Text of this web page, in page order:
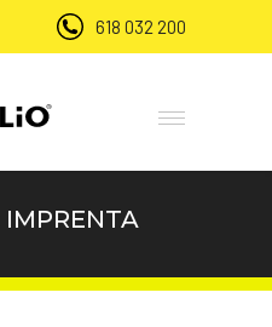
618 032 200
IMPRENTA